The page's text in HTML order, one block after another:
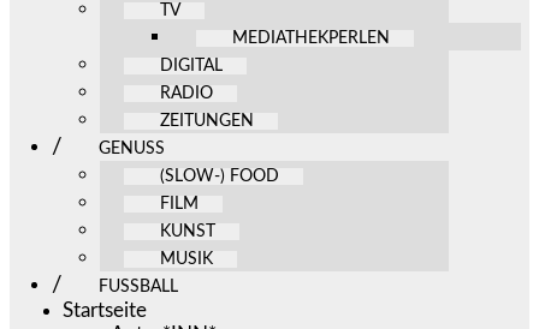
TV
MEDIATHEKPERLEN
DIGITAL
RADIO
ZEITUNGEN
GENUSS
(SLOW-) FOOD
FILM
KUNST
MUSIK
FUSSBALL
Startseite